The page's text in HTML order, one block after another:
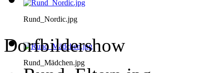
Rund_Nordic.jpg
Rund_Mädchen.jpg
Dorfbildershow